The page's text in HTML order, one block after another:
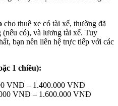
cho thuê xe có tài xế, thường đã
(nếu có), và lương tài xế. Tuy
bạn nên liên hệ trực tiếp với các
1 chiều):
VNĐ – 1.400.000 VNĐ
VNĐ – 1.600.000 VNĐ